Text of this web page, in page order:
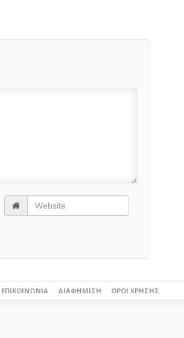
ΕΠΙΚΟΙΝΩΝΊΑ ΔΙΑΦΉΜΙΣΗ ΌΡΟΙ ΧΡΉΣΗΣ